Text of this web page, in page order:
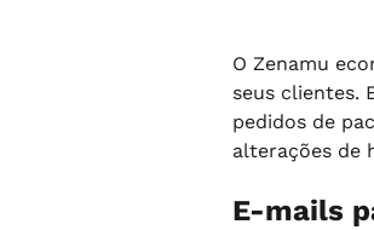
O Zenamu
seus clientes.
pedidos de
alterações de
E-mails